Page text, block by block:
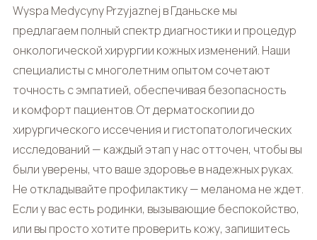
Wyspa Medycyny Przyjaznej в Гданьске мы
предлагаем полный спектр диагностики и процедур
онкологической хирургии кожных изменений. Наши
специалисты с многолетним опытом сочетают
точность с эмпатией, обеспечивая безопасность
и комфорт пациентов. От дерматоскопии до
хирургического иссечения и гистопатологических
исследований — каждый этап у нас отточен, чтобы вы
были уверены, что ваше здоровье в надежных руках.
Не откладывайте профилактику — меланома не ждет.
Если у вас есть родинки, вызывающие беспокойство,
или вы просто хотите проверить кожу, запишитесь